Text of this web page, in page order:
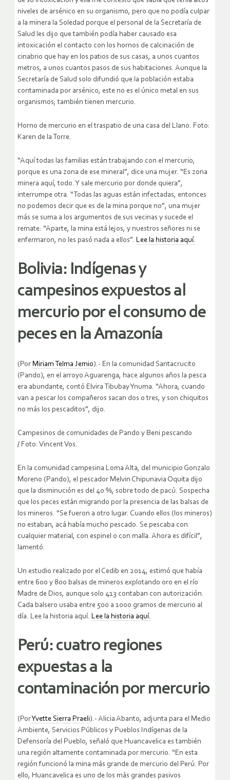
niveles de arsénico en su organismo, pero que no podía culpar
a la minera la Soledad porque el personal de la Secretaría de
Salud les dijo que también podía haber causado esa
intoxicación el contacto con los hornos de calcinación de
cinabrio que hay en los patios de sus casas, a unos cuantos
metros, a unos cuantos pasos de sus habitaciones. Aunque la
Secretaría de Salud solo difundió que la población estaba
contaminada por arsénico, este no es el único metal en sus
organismos; también tienen mercurio.
Horno de mercurio en el traspatio de una casa del Llano. Foto:
Karen de la Torre.
“Aquí todas las familias están trabajando con el mercurio,
porque es una zona de ese mineral”, dice una mujer. “Es zona
minera aquí, todo. Y sale mercurio por donde quiera”,
interrumpe otra. “Todas las aguas están infectadas, entonces
no podemos decir que es de la mina porque no”, una mujer
más se suma a los argumentos de sus vecinas y sucede el
remate: “Aparte, la mina está lejos, y nuestros señores ni se
enfermaron, no les pasó nada a ellos”. Lee la historia aquí.
Bolivia: Indígenas y
campesinos expuestos al
mercurio por el consumo de
peces en la Amazonía
(Por Miriam Telma Jemio).- En la comunidad Santacrucito
(Pando), en el arroyo Aguarenga, hace algunos años la pesca
era abundante, contó Elvira Tibubay Ynuma. “Ahora, cuando
van a pescar los compañeros sacan dos o tres, y son chiquitos
no más los pescaditos”, dijo.
Campesinos de comunidades de Pando y Beni pescando
/ Foto: Vincent Vos.
En la comunidad campesina Loma Alta, del municipio Gonzalo
Moreno (Pando), el pescador Melvin Chipunavia Oquita dijo
que la disminución es del 40 %, sobre todo de pacú. Sospecha
que los peces están migrando por la presencia de las balsas de
los mineros. “Se fueron a otro lugar. Cuando ellos (los mineros)
no estaban, acá había mucho pescado. Se pescaba con
cualquier material, con espinel o con malla. Ahora es difícil”,
lamentó.
Un estudio realizado por el Cedib en 2014, estimó que había
entre 600 y 800 balsas de mineros explotando oro en el río
Madre de Dios, aunque solo 413 contaban con autorización.
Cada balsero usaba entre 500 a 1000 gramos de mercurio al
día. Lee la historia aquí. Lee la historia aquí.
Perú: cuatro regiones
expuestas a la
contaminación por mercurio
(PorYvette Sierra Praeli).- Alicia Abanto, adjunta para el Medio
Ambiente, Servicios Públicos y Pueblos Indígenas de la
Defensoría del Pueblo, señaló que Huancavelica es también
una región altamente contaminada por mercurio. “En esta
región funcionó la mina más grande de mercurio del Perú. Por
ello, Huancavelica es uno de los más grandes pasivos